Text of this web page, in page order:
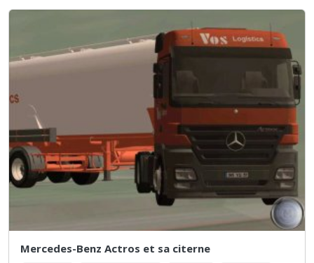
Mercedes-Benz Actros et sa citerne